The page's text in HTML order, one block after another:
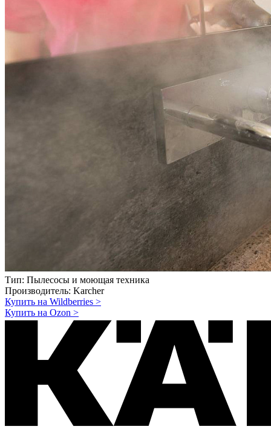
Тип: Пылесосы и моющая техника
Производитель: Karcher
Купить на Wildberries >
Купить на Ozon >